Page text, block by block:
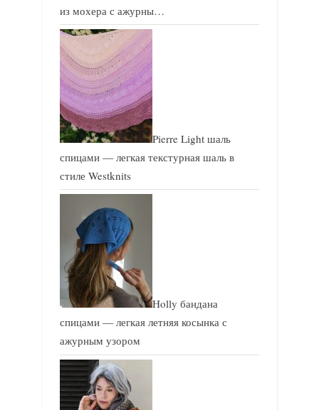
из мохера с ажурны…
Pierre Light шаль
спицами — легкая текстурная шаль в
стиле Westknits
Holly бандана
спицами — легкая летняя косынка с
ажурным узором